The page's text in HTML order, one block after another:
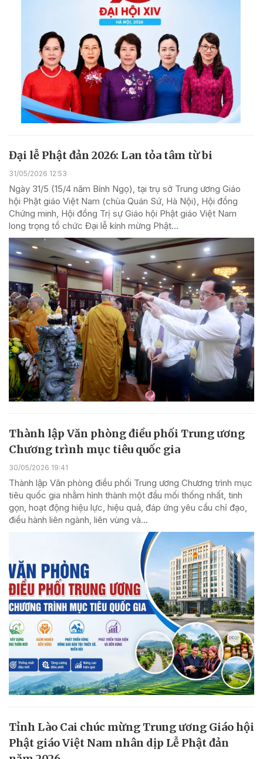
Đại lễ Phật đản 2026: Lan tỏa tâm từ bi
31/05/2026 12:53
Ngày 31/5 (15/4 năm Bính Ngọ), tại trụ sở Trung ương Giáo
hội Phật giáo Việt Nam (chùa Quán Sứ, Hà Nội), Hội đồng
Chứng minh, Hội đồng Trị sự Giáo hội Phật giáo Việt Nam
long trọng tổ chức Đại lễ kính mừng Phật...
Thành lập Văn phòng điều phối Trung ương
Chương trình mục tiêu quốc gia
30/05/2026 19:41
Thành lập Văn phòng điều phối Trung ương Chương trình mục
tiêu quốc gia nhằm hình thành một đầu mối thống nhất, tinh
gọn, hoạt động hiệu lực, hiệu quả, đáp ứng yêu cầu chỉ đạo,
điều hành liên ngành, liên vùng và...
Tỉnh Lào Cai chúc mừng Trung ương Giáo hội
Phật giáo Việt Nam nhân dịp Lễ Phật đản